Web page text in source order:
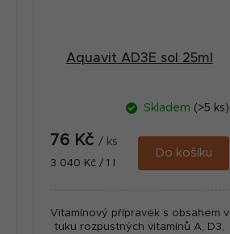
Aquavit AD3E sol 25ml
Skladem (>5 ks)
76 Kč / ks
Měrná
3 040 Kč / 1 l
Do košíku
Vitamínový přípravek s obsahem v
tuku rozpustných vitamínů A, D3,